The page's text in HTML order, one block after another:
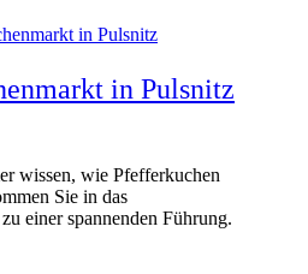
in Pulsnitz
wissen, wie Pfefferkuchen
Sie in das
einer spannenden Führung.